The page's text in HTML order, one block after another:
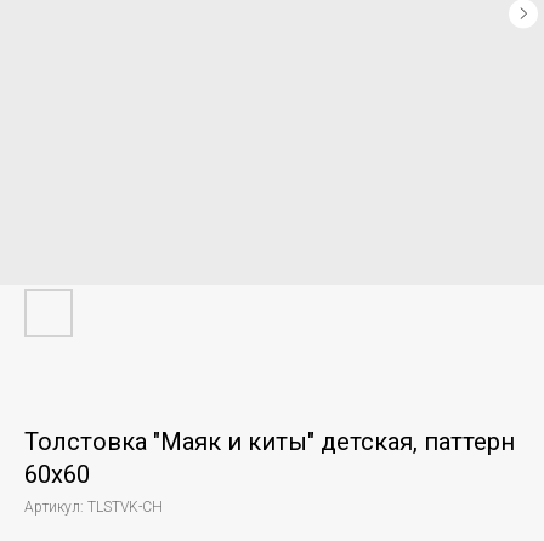
Толстовка "Маяк и киты" детская, паттерн
60х60
Артикул: TLSTVK-CH